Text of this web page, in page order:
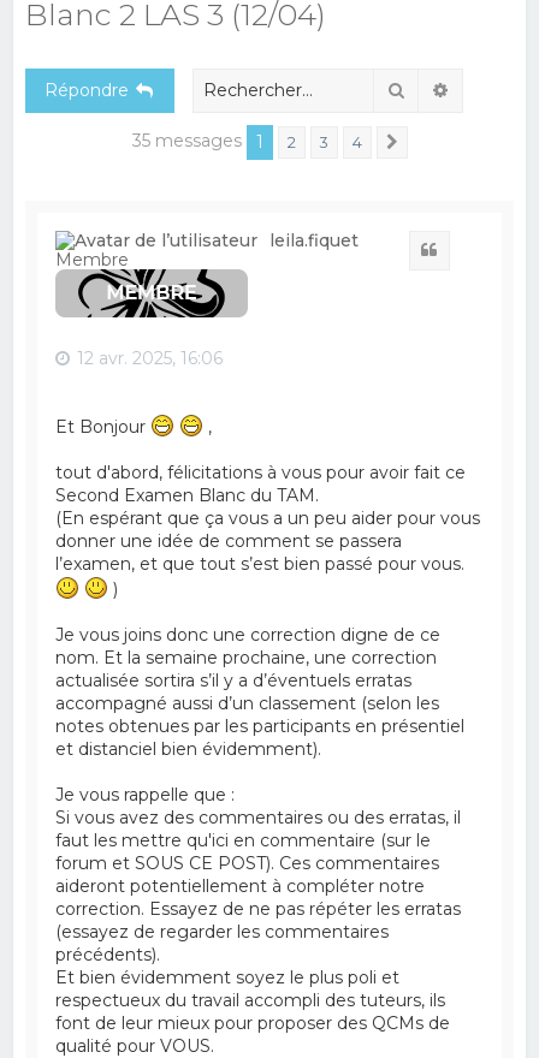
Blanc 2 LAS 3 (12/04)
Répondre Rechercher
35 messages 1 2 3 4
leila.fiquet
Membre
12 avr. 2025, 16:06
Et Bonjour ,
tout d'abord, félicitations à vous pour avoir fait ce
Second Examen Blanc du TAM.
(En espérant que ça vous a un peu aider pour vous
donner une idée de comment se passera
l’examen, et que tout s’est bien passé pour vous.
)
Je vous joins donc une correction digne de ce
nom. Et la semaine prochaine, une correction
actualisée sortira s’il y a d’éventuels erratas
accompagné aussi d’un classement (selon les
notes obtenues par les participants en présentiel
et distanciel bien évidemment).
Je vous rappelle que :
Si vous avez des commentaires ou des erratas, il
faut les mettre qu'ici en commentaire (sur le
forum et SOUS CE POST). Ces commentaires
aideront potentiellement à compléter notre
correction. Essayez de ne pas répéter les erratas
(essayez de regarder les commentaires
précédents).
Et bien évidemment soyez le plus poli et
respectueux du travail accompli des tuteurs, ils
font de leur mieux pour proposer des QCMs de
qualité pour VOUS.